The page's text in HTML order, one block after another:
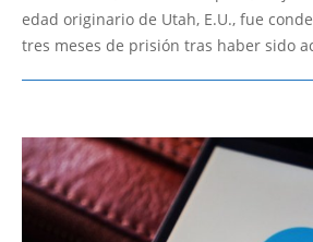
05
edad originario de Utah, E.U., fue
tres meses de prisión tras haber sido